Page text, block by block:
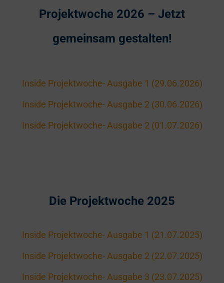
Projektwoche 2026 – Jetzt
gemeinsam gestalten!
Inside Projektwoche- Ausgabe 1 (29.06.2026)
Inside Projektwoche- Ausgabe 2 (30.06.2026)
Inside Projektwoche- Ausgabe 2 (01.07.2026)
Die Projektwoche 2025
Inside Projektwoche- Ausgabe 1 (21.07.2025)
Inside Projektwoche- Ausgabe 2 (22.07.2025)
Inside Projektwoche- Ausgabe 3 (23.07.2025)